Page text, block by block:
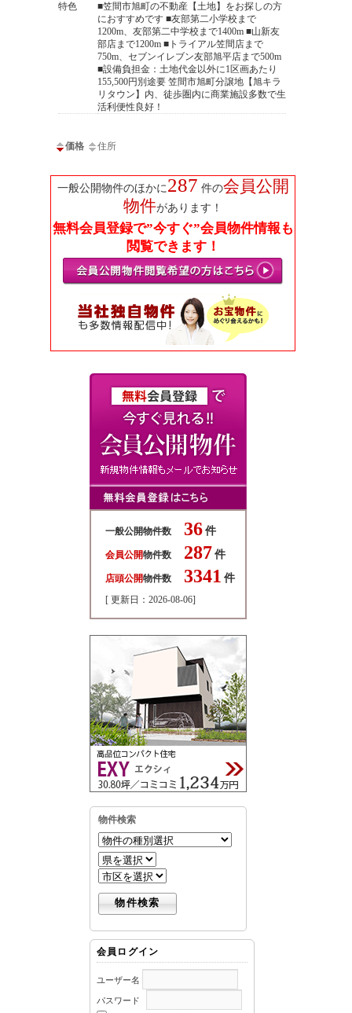
特色
■笠間市旭町の不動産【土地】をお探しの方
におすすめです ■友部第二小学校まで
1200m、友部第二中学校まで1400m ■山新友
部店まで1200m ■トライアル笠間店まで
750m、セブンイレブン友部旭平店まで500m
■設備負担金：土地代金以外に1区画あたり
155,500円別途要 笠間市旭町分譲地【旭キラ
リタウン】内、徒歩圏内に商業施設多数で生
活利便性良好！
価格 住所
一般公開物件のほかに287 件の会員公開
物件があります！
無料会員登録で”今すぐ”会員物件情報も
閲覧できます！
一般公開物件数 36 件
会員公開物件数 287 件
店頭公開物件数 3341 件
[ 更新日：2026-08-06]
物件検索
会員ログイン
ユーザー名
パスワード